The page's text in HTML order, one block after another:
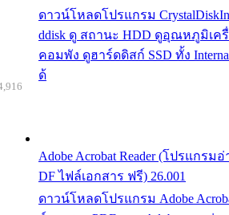
ดาวน์โหลดโปรแกรม
ddisk ดู สถานะ HDD ดูอุณหภูมิเค
คอมพัง ดูฮาร์ดดิสก์ SSD ทั้ง
ด้
Adobe Acrobat Reader (โปรแกรม
DF ไฟล์เอกสาร ฟรี) 26.001
ดาวน์โหลดโปรแกรม Adobe